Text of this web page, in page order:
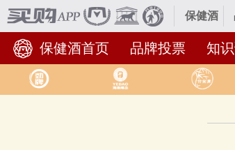
保健酒
保健酒首页 品牌投票 知